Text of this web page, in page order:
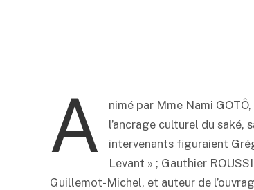
A
nimé par Mme Nami
l’ancrage culturel du saké,
intervenants figuraient
Levant » ; Gauthier
Guillemot-Michel, et auteur de